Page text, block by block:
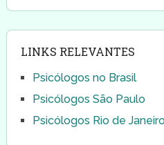
LINKS RELEVANTES
Psicólogos no Brasil
Psicólogos São Paulo
Psicólogos Rio de